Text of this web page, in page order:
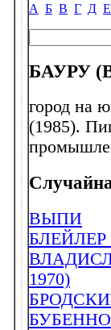
А Б В Г Д Е
БАУРУ
город на
(1985).
ВЫПИ
БЛЕЙЛЕР
1970)